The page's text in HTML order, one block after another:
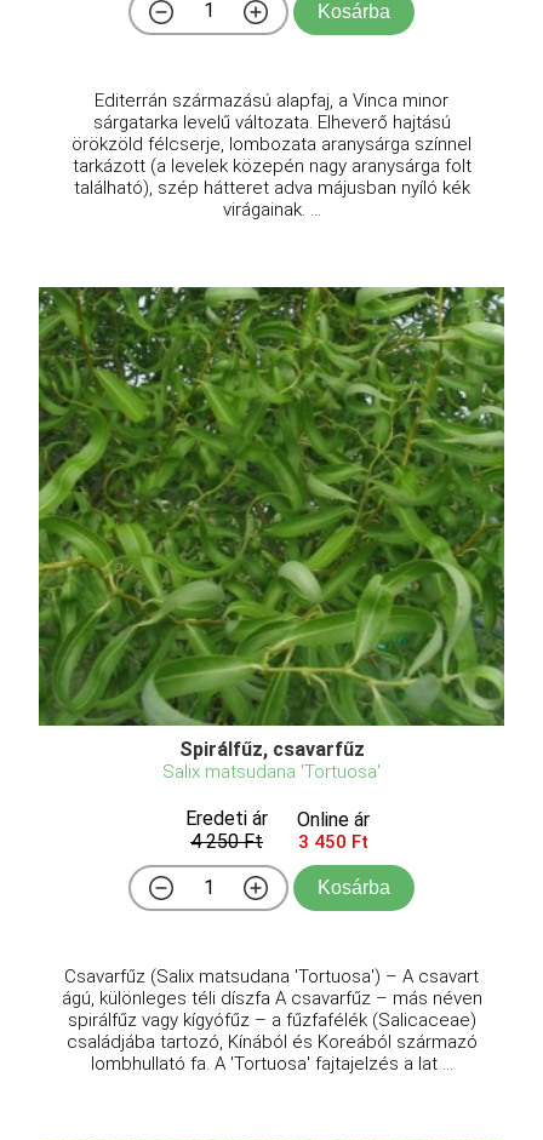
Kosárba
Editerrán származású alapfaj, a Vinca minor
sárgatarka levelű változata. Elheverő hajtású
örökzöld félcserje, lombozata aranysárga színnel
tarkázott (a levelek közepén nagy aranysárga folt
található), szép hátteret adva májusban nyíló kék
virágainak. ...
Spirálfűz, csavarfűz
Salix matsudana 'Tortuosa'
Eredeti ár
4 250 Ft
Online ár
3 450 Ft
Kosárba
Csavarfűz (Salix matsudana 'Tortuosa') – A csavart
ágú, különleges téli díszfa A csavarfűz – más néven
spirálfűz vagy kígyófűz – a fűzfafélék (Salicaceae)
családjába tartozó, Kínából és Koreából származó
lombhullató fa. A 'Tortuosa' fajtajelzés a lat ...